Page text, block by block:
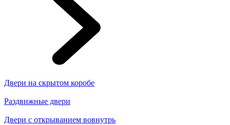
Двери на скрытом коробе
Раздвижные двери
Двери с открыванием вовнутрь